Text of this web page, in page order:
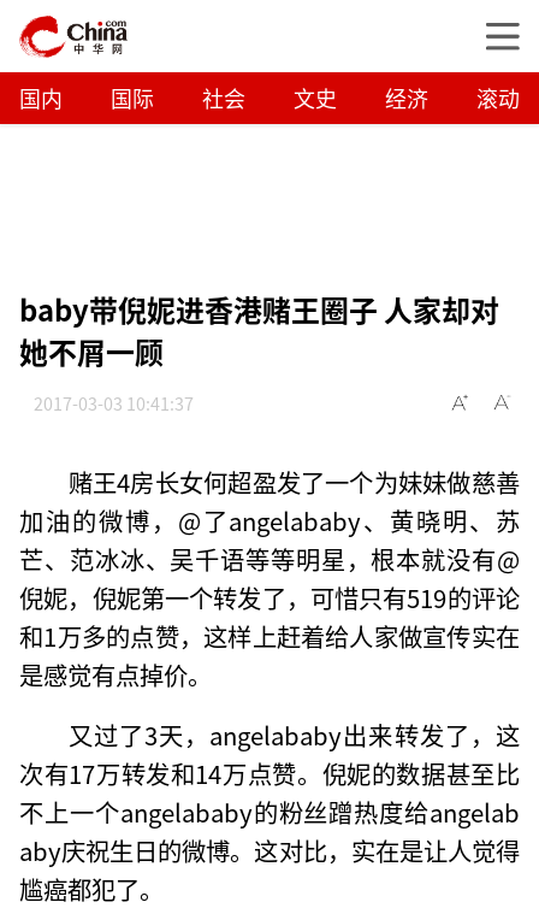
国内 国际 社会 文史 经济 滚动
baby带倪妮进香港赌王圈子 人家却对
她不屑一顾
2017-03-03 10:41:37
赌王4房长女何超盈发了一个为妹妹做慈善
加油的微博，@了angelababy、黄晓明、苏
芒、范冰冰、吴千语等等明星，根本就没有@
倪妮，倪妮第一个转发了，可惜只有519的评论
和1万多的点赞，这样上赶着给人家做宣传实在
是感觉有点掉价。
又过了3天，angelababy出来转发了，这
次有17万转发和14万点赞。倪妮的数据甚至比
不上一个angelababy的粉丝蹭热度给angelab
aby庆祝生日的微博。这对比，实在是让人觉得
尴癌都犯了。